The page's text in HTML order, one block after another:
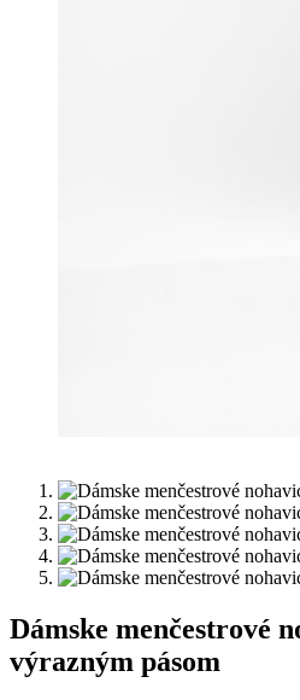
Dámske menčestrové
výrazným pásom